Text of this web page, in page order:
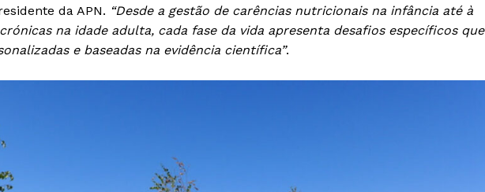
da APN. “Desde a gestão de carências nutricionais na infância até à
na idade adulta, cada fase da vida apresenta desafios específicos que
e baseadas na evidência científica”.